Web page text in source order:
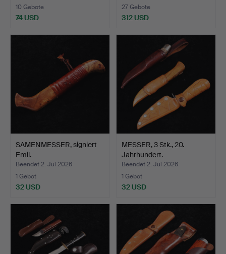
10 Gebote
74 USD
27 Gebote
312 USD
SAMENMESSER, signiert
Emil.
Beendet 2. Jul 2026
1 Gebot
32 USD
MESSER, 3 Stk., 20.
Jahrhundert.
Beendet 2. Jul 2026
1 Gebot
32 USD